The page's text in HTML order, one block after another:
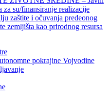
za su/finansiranje realizacije
zaštite i očuvanja predeonog
zemljišta kao prirodnog resursa
pokrajine Vojvodine